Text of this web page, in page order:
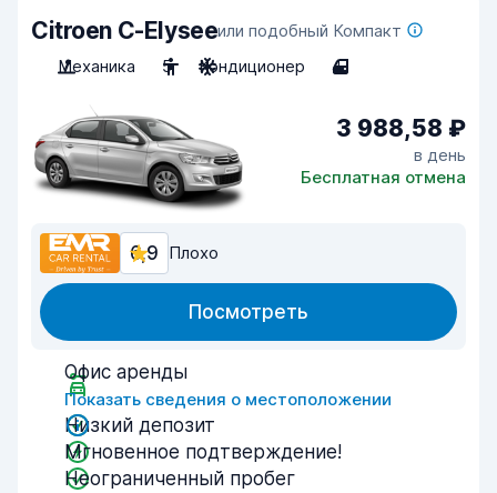
Citroen C-Elyseeили подобный Компакт
Механика
5 Кондиционер 4
3 988,58 ₽
в день
Бесплатная отмена
6,9 Плохо
Посмотреть
Офис аренды
Показать сведения о местоположении
Низкий депозит
Мгновенное подтверждение!
Неограниченный пробег